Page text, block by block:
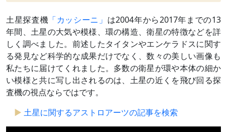
土星探査機 「カッシーニ」 は2004年から2017年までの13
年間、土星の大気や模様、環の構造、衛星の特徴などを詳
しく調べました。前述したタイタンやエンケラドスに関す
る発見など科学的な成果だけでなく、数々の美しい画像も
私たちに届けてくれました。多数の衛星が環や本体の細か
い模様と共に写し出されるのは、土星の近くを飛び回る探
査機の視点ならではです。
土星に関するアストロアーツの記事を検索